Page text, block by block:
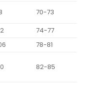
70-73
74-77
78-81
82-85